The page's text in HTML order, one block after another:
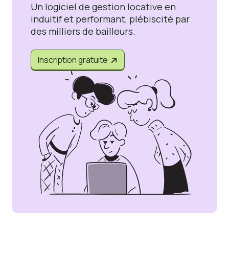
Un logiciel de gestion locative en
induitif et performant, plébiscité par
des milliers de bailleurs.
Inscription gratuite 
